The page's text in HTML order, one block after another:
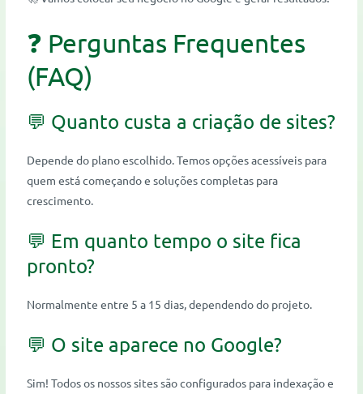
❓ Perguntas Frequentes
(FAQ)
💬 Quanto custa a criação de sites?
Depende do plano escolhido. Temos opções acessíveis para
quem está começando e soluções completas para
crescimento.
💬 Em quanto tempo o site fica
pronto?
Normalmente entre 5 a 15 dias, dependendo do projeto.
💬 O site aparece no Google?
Sim! Todos os nossos sites são configurados para indexação e